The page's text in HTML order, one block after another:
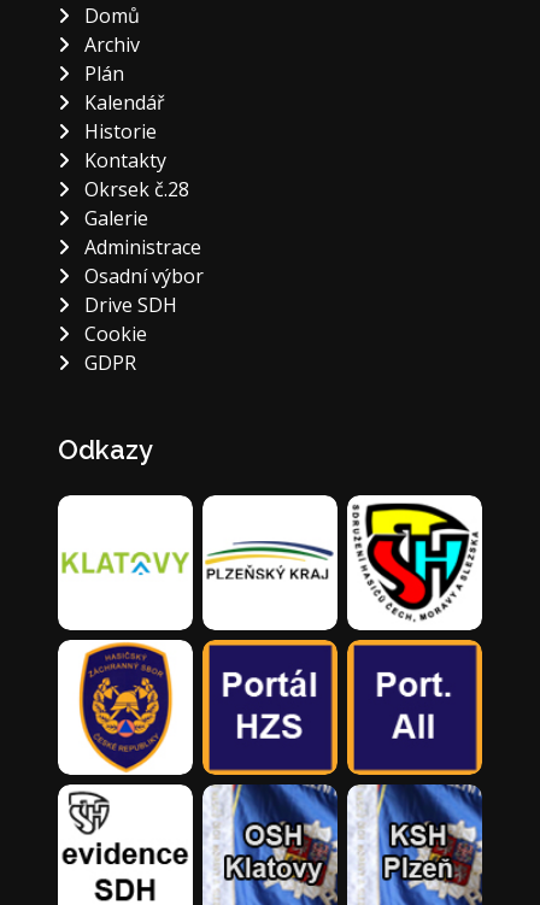
Domů
Archiv
Plán
Kalendář
Historie
Kontakty
Okrsek č.28
Galerie
Administrace
Osadní výbor
Drive SDH
Cookie
GDPR
Odkazy